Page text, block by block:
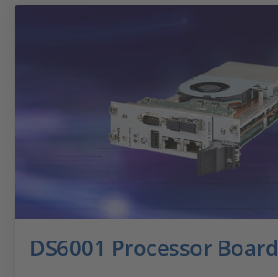
DS6001 Processor Board